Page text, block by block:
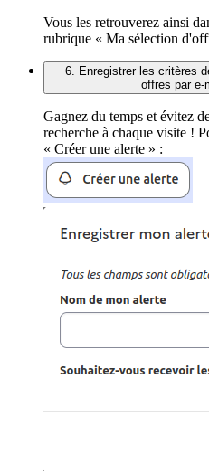
Vous les retrouverez ainsi
rubrique « Ma sélection
6. Enregistrer les critères
offres par e-
Gagnez du temps et évitez
recherche à chaque visite !
« Créer une alerte » :